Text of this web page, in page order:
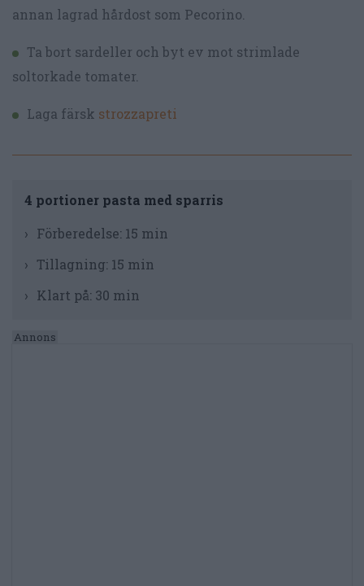
annan lagrad hårdost som Pecorino.
Ta bort sardeller och byt ev mot strimlade
soltorkade tomater.
Laga färsk strozzapreti
4 portioner pasta med sparris
Förberedelse: 15 min
Tillagning: 15 min
Klart på: 30 min